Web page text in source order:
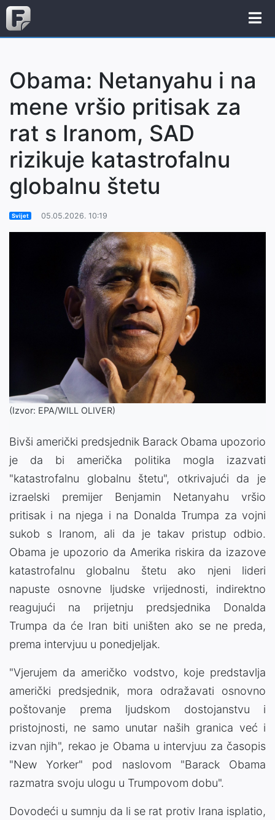
Obama: Netanyahu i na
mene vršio pritisak za
rat s Iranom, SAD
rizikuje katastrofalnu
globalnu štetu
Svijet 05.05.2026. 10:19
(Izvor: EPA/WILL OLIVER)
Bivši američki predsjednik Barack Obama upozorio
je da bi američka politika mogla izazvati
"katastrofalnu globalnu štetu", otkrivajući da je
izraelski premijer Benjamin Netanyahu vršio
pritisak i na njega i na Donalda Trumpa za vojni
sukob s Iranom, ali da je takav pristup odbio.
Obama je upozorio da Amerika riskira da izazove
katastrofalnu globalnu štetu ako njeni lideri
napuste osnovne ljudske vrijednosti, indirektno
reagujući na prijetnju predsjednika Donalda
Trumpa da će Iran biti uništen ako se ne preda,
prema intervjuu u ponedjeljak.
"Vjerujem da američko vodstvo, koje predstavlja
američki predsjednik, mora odražavati osnovno
poštovanje prema ljudskom dostojanstvu i
pristojnosti, ne samo unutar naših granica već i
izvan njih", rekao je Obama u intervjuu za časopis
"New Yorker" pod naslovom "Barack Obama
razmatra svoju ulogu u Trumpovom dobu".
Dovodeći u sumnju da li se rat protiv Irana isplatio,